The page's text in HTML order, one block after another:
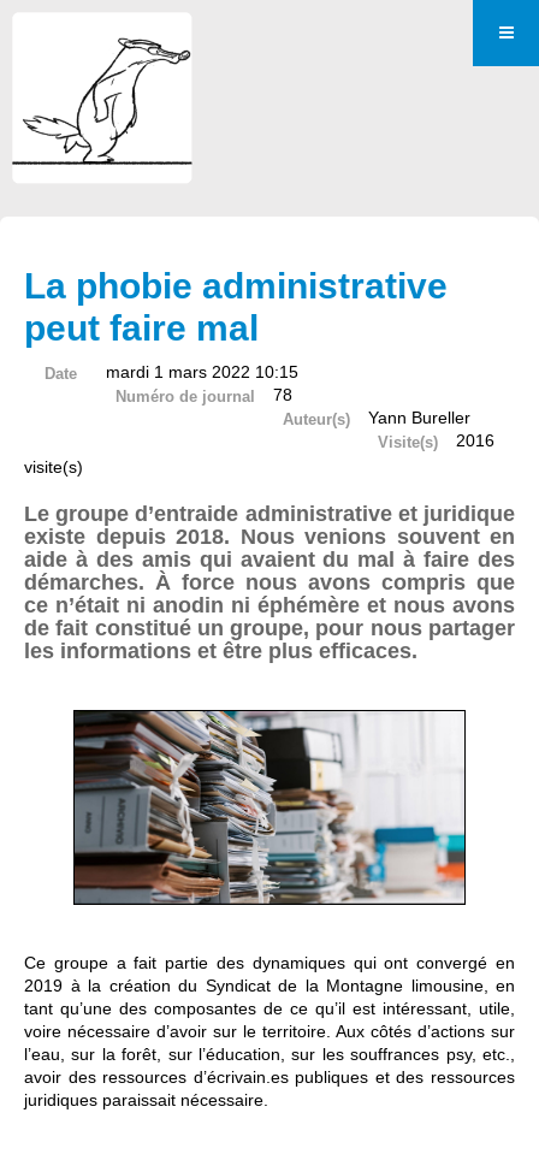
La phobie administrative
peut faire mal
Date mardi 1 mars 2022 10:15
Numéro de journal 78
Auteur(s) Yann Bureller
Visite(s)
2016
visite(s)
Le groupe d’entraide administrative et juridique
existe depuis 2018. Nous venions souvent en
aide à des amis qui avaient du mal à faire des
démarches. À force nous avons compris que
ce n’était ni anodin ni éphémère et nous avons
de fait constitué un groupe, pour nous partager
les informations et être plus efficaces.
Ce groupe a fait partie des dynamiques qui ont convergé en
2019 à la création du Syndicat de la Montagne limousine, en
tant qu’une des composantes de ce qu’il est intéressant, utile,
voire nécessaire d’avoir sur le territoire. Aux côtés d’actions sur
l’eau, sur la forêt, sur l’éducation, sur les souffrances psy, etc.,
avoir des ressources d’écrivain.es publiques et des ressources
juridiques paraissait nécessaire.